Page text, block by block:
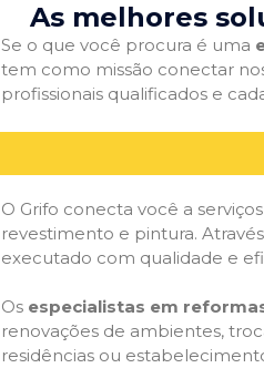
As melhores
Se o que você procura é uma
tem como missão conectar
profissionais qualificados e
O Grifo conecta você a
revestimento e pintura.
executado com qualidade e
Os especialistas em
renovações de ambientes,
residências ou